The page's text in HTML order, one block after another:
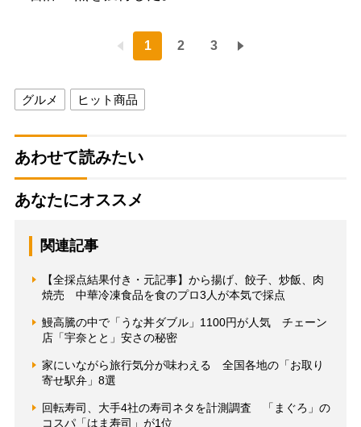
1 2 3
グルメ ヒット商品
あわせて読みたい
あなたにオススメ
関連記事
【全採点結果付き・元記事】から揚げ、餃子、炒飯、肉
焼売 中華冷凍食品を食のプロ3人が本気で採点
鰻高騰の中で「うな丼ダブル」1100円が人気 チェーン
店「宇奈とと」安さの秘密
家にいながら旅行気分が味わえる 全国各地の「お取り
寄せ駅弁」8選
回転寿司、大手4社の寿司ネタを計測調査 「まぐろ」の
コスパ「はま寿司」が1位